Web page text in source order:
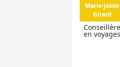
Marie-josée
Girard
Conseillère
en voyages